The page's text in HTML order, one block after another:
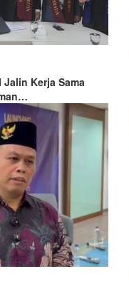
Jalin Kerja Sama